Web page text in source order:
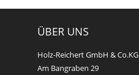
ÜBER UNS
Holz-Reichert GmbH & Co.KG
Am Bangraben 29